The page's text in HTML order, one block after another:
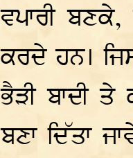
ਵਪਾਰੀ
ਕਰਦੇ ਹਨ।
ਭੈੜੀ ਬਾਦੀ
ਬਣਾ ਦਿੱਤਾ